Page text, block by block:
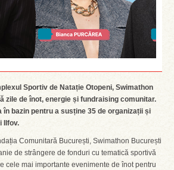
Sportiv de Natație Otopeni, Swimathon
zile de înot, energie și fundraising comunitar.
bazin pentru a susține 35 de organizații și
Ilfov.
Comunitară București, Swimathon București
de strângere de fonduri cu tematică sportivă
cele mai importante evenimente de înot pentru